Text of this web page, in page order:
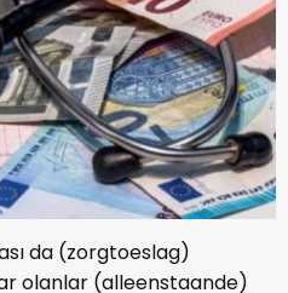
da (zorgtoeslag)
olanlar (alleenstaande)